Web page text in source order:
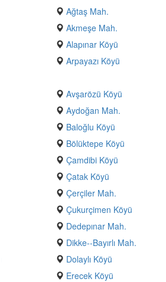
Ağtaş Mah.
Akmeşe Mah.
Alapınar Köyü
Arpayazı Köyü
Avşarözü Köyü
Aydoğan Mah.
Baloğlu Köyü
Bölüktepe Köyü
Çamdibi Köyü
Çatak Köyü
Çerçiler Mah.
Çukurçimen Köyü
Dedepınar Mah.
Dikke--Bayırlı Mah.
Dolaylı Köyü
Erecek Köyü